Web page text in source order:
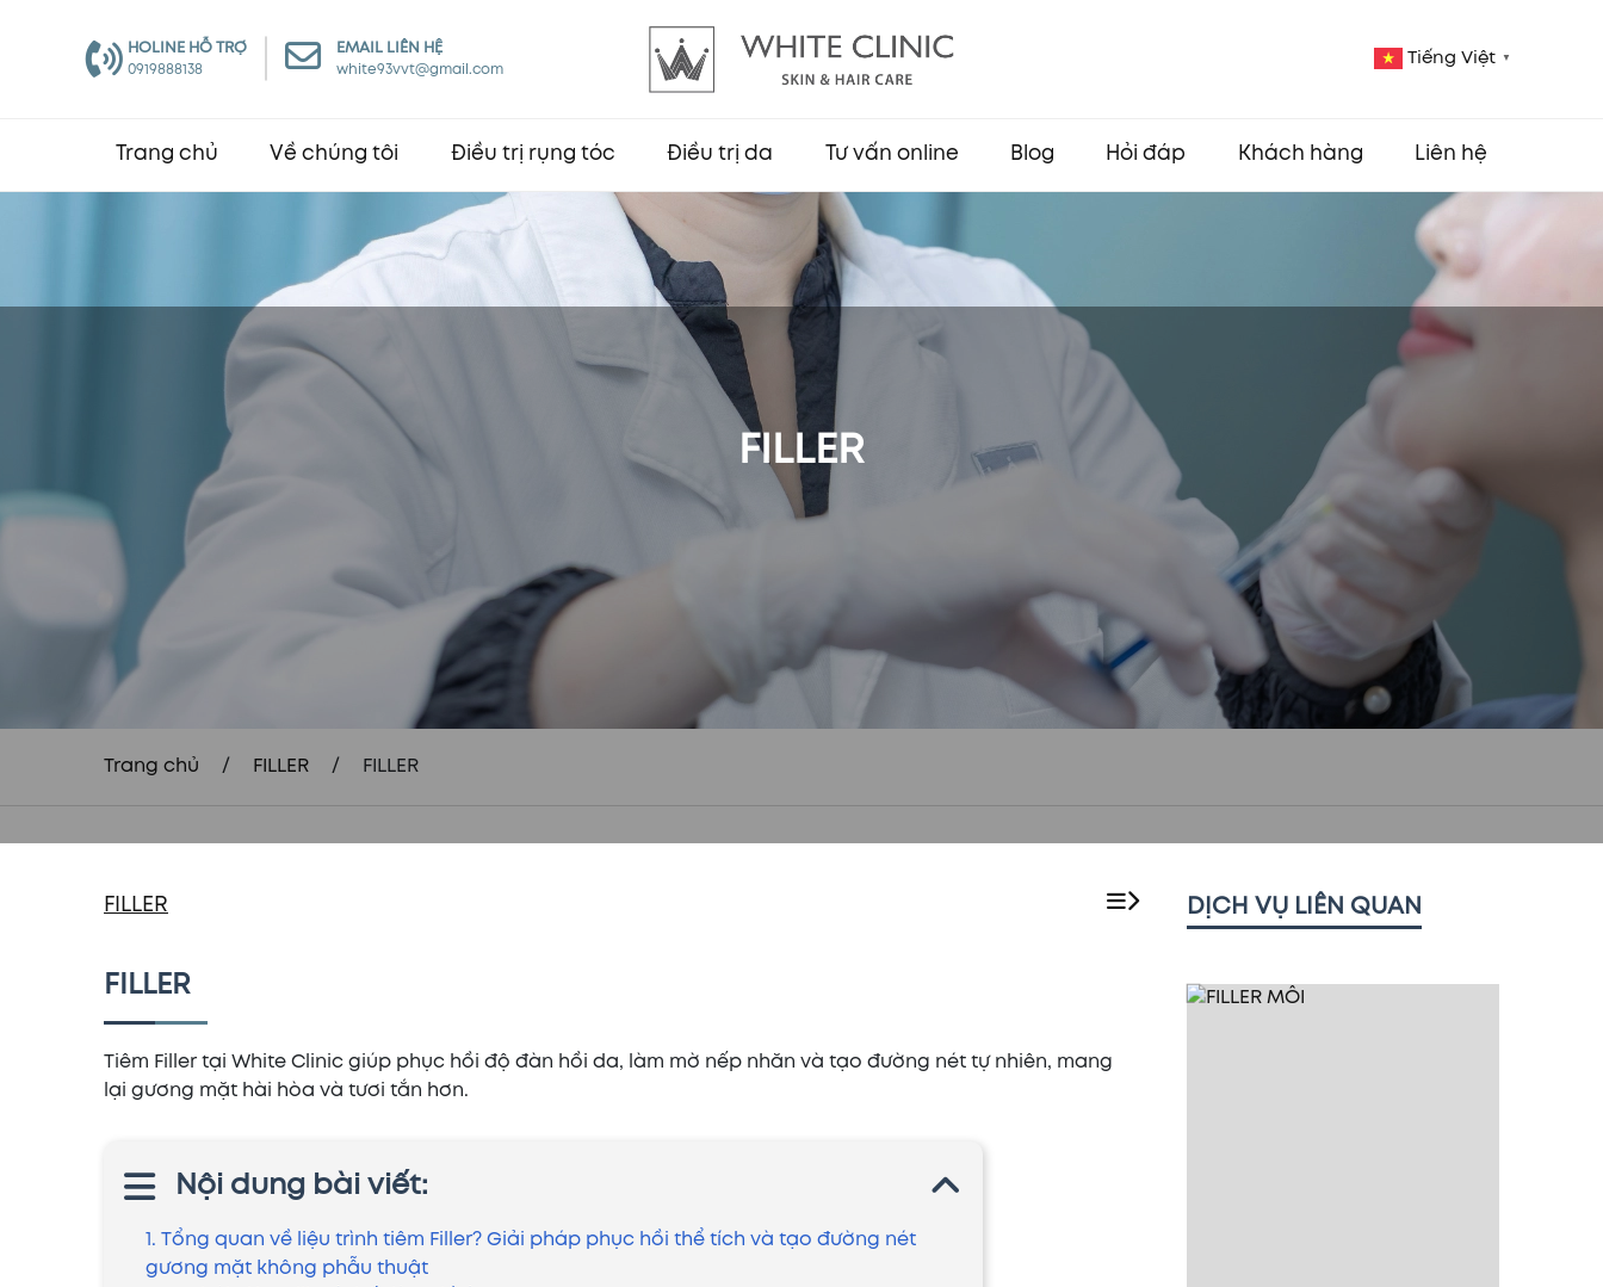
HOLINE HỖ TRỢ
0919888138
EMAIL LIÊN HỆ
white93vvt@gmail.com
Tiếng Việt ▼
Trang chủ Về chúng tôi Điều trị rụng tóc Điều trị da Tư vấn online Blog Hỏi đáp Khách hàng Liên hệ
FILLER
Trang chủ / FILLER / FILLER
FILLER
FILLER
Tiêm Filler tại White Clinic giúp phục hồi độ đàn hồi da, làm mờ nếp nhăn và tạo đường nét tự nhiên, mang
lại gương mặt hài hòa và tươi tắn hơn.
Nội dung bài viết:
1. Tổng quan về liệu trình tiêm Filler? Giải pháp phục hồi thể tích và tạo đường nét
gương mặt không phẫu thuật
DỊCH VỤ LIÊN QUAN